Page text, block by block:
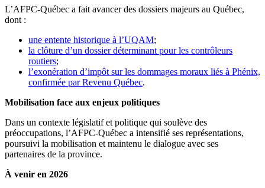
L’AFPC-Québec a fait avancer des dossiers majeurs au Québec,
dont :
une entente historique à l’UQAM;
la clôture d’un dossier déterminant pour les contrôleurs
routiers;
l’exonération d’impôt sur les dommages moraux liés à Phénix,
confirmée par Revenu Québec.
Mobilisation face aux enjeux politiques
Dans un contexte législatif et politique qui soulève des
préoccupations, l’AFPC-Québec a intensifié ses représentations,
poursuivi la mobilisation et maintenu le dialogue avec ses
partenaires de la province.
À venir en 2026